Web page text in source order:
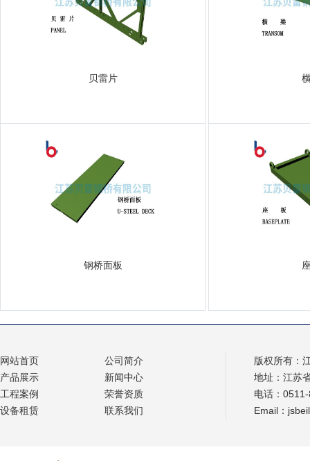
贝雷片
钢桥面板
网站首页
公司简介
产品展示
新闻中心
工程案例
荣誉资质
设备租赁
联系我们
版权所有：
地址：江苏
电话：
Email：